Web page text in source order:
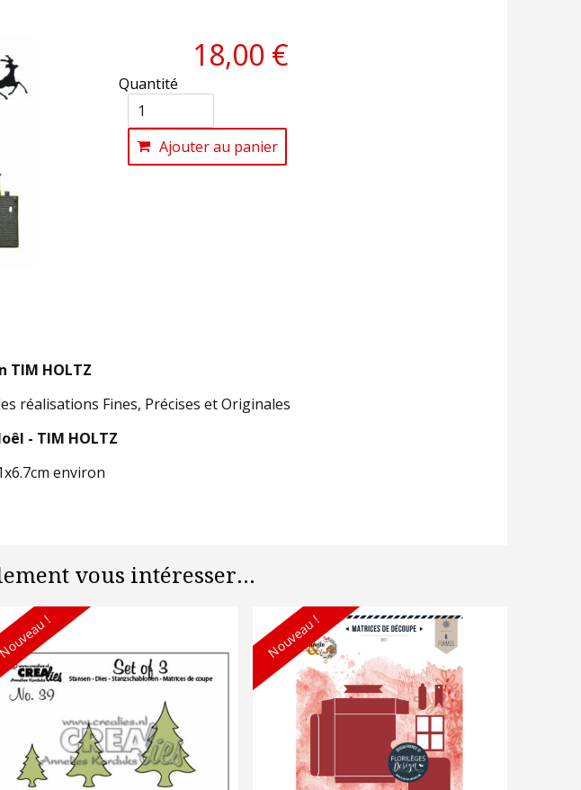
18,00 €
Quantité
Ajouter au panier
TIM HOLTZ
réalisations Fines, Précises et Originales
- TIM HOLTZ
environ
vous intéresser...
! Nouveau !